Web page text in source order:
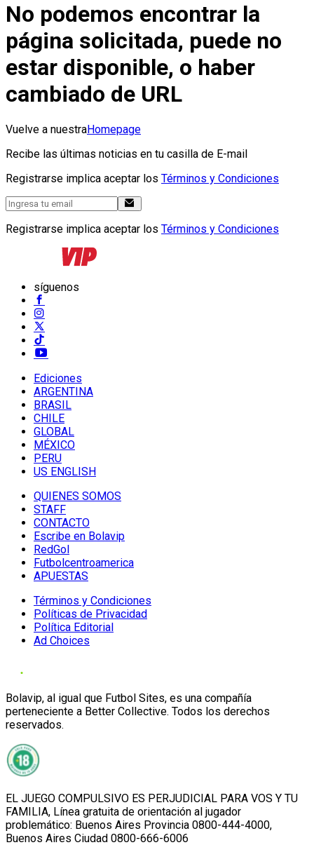
No podemos encontrar la
página solicitada, puede no
estar disponible, o haber
cambiado de URL
Vuelve a nuestraHomepage
Recibe las últimas noticias en tu casilla de E-mail
Registrarse implica aceptar los Términos y Condiciones
Registrarse implica aceptar los Términos y Condiciones
síguenos
Ediciones
ARGENTINA
BRASIL
CHILE
GLOBAL
MÉXICO
PERU
US ENGLISH
QUIENES SOMOS
STAFF
CONTACTO
Escribe en Bolavip
RedGol
Futbolcentroamerica
APUESTAS
Términos y Condiciones
Políticas de Privacidad
Política Editorial
Ad Choices
Bolavip, al igual que Futbol Sites, es una compañía
perteneciente a Better Collective. Todos los derechos
reservados.
EL JUEGO COMPULSIVO ES PERJUDICIAL PARA VOS Y TU
FAMILIA, Línea gratuita de orientación al jugador
problemático: Buenos Aires Provincia 0800-444-4000,
Buenos Aires Ciudad 0800-666-6006